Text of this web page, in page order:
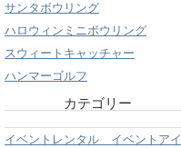
サンタボウリング
ハロウィンミニボウリング
スウィートキャッチャー
ハンマーゴルフ
カテゴリー
イベントレンタル イベントアイ